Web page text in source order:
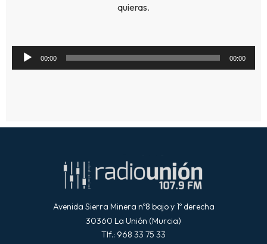
quieras.
Reproductor
de
00:00 00:00
Avenida Sierra Minera nº8 bajo y 1º derecha
30360 La Unión (Murcia)
Tlf.: 968 33 75 33